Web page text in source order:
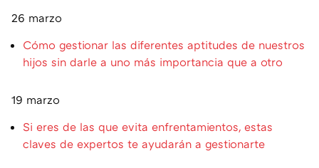
26 marzo
Cómo gestionar las diferentes aptitudes de nuestros
hijos sin darle a uno más importancia que a otro
19 marzo
Si eres de las que evita enfrentamientos, estas
claves de expertos te ayudarán a gestionarte